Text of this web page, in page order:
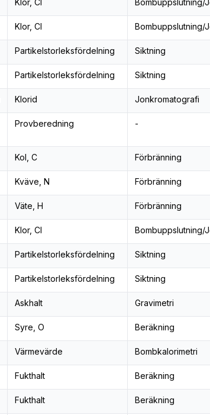
Klor, Cl Bombuppslutning/
Klor, Cl Bombuppslutning/
Partikelstorleksfördelning Siktning
Partikelstorleksfördelning Siktning
Klorid Jonkromatografi
Provberedning -
Kol, C Förbränning
Kväve, N Förbränning
Väte, H Förbränning
Klor, Cl Bombuppslutning/
Partikelstorleksfördelning Siktning
Partikelstorleksfördelning Siktning
Askhalt Gravimetri
Syre, O Beräkning
Värmevärde Bombkalorimetri
Fukthalt Beräkning
Fukthalt Beräkning